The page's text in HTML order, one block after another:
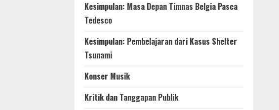
Kesimpulan: Masa Depan Timnas Belgia Pasca
Tedesco
Kesimpulan: Pembelajaran dari Kasus Shelter
Tsunami
Konser Musik
Kritik dan Tanggapan Publik